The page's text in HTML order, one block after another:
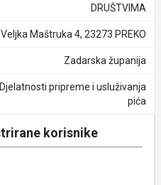
DRUŠTVIMA
Maštruka 4, 23273 PREKO
Zadarska županija
pripreme i usluživanja
pića
korisnike